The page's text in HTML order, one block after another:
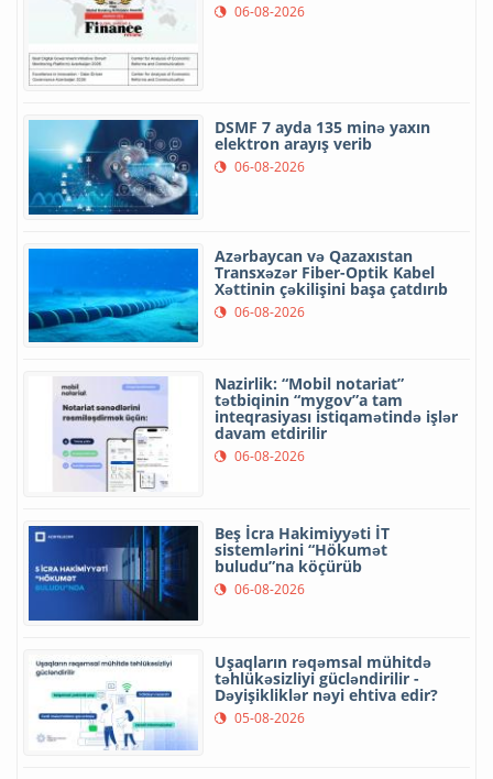
06-08-2026
DSMF 7 ayda 135 minə yaxın
elektron arayış verib
06-08-2026
Azərbaycan və Qazaxıstan
Transxəzər Fiber-Optik Kabel
Xəttinin çəkilişini başa çatdırıb
06-08-2026
Nazirlik: “Mobil notariat”
tətbiqinin “mygov”a tam
inteqrasiyası istiqamətində işlər
davam etdirilir
06-08-2026
Beş İcra Hakimiyyəti İT
sistemlərini “Hökumət
buludu”na köçürüb
06-08-2026
Uşaqların rəqəmsal mühitdə
təhlükəsizliyi gücləndirilir -
Dəyişikliklər nəyi ehtiva edir?
05-08-2026